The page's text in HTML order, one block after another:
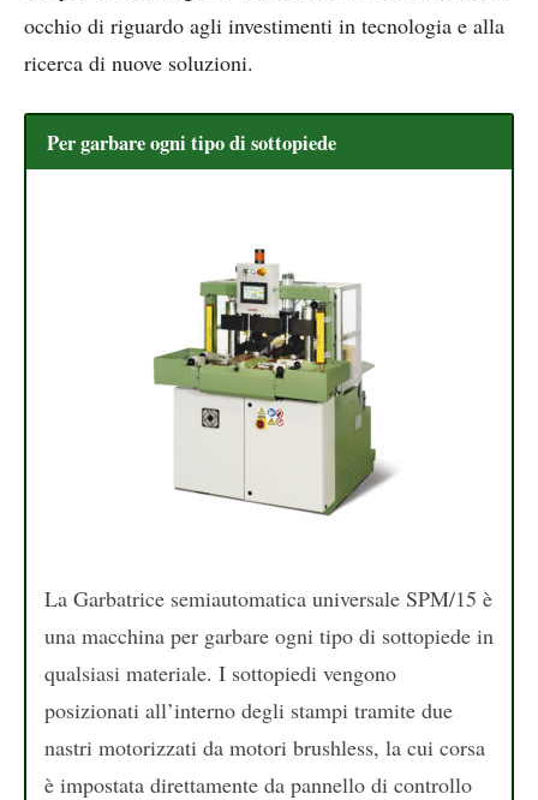
occhio di riguardo agli investimenti in tecnologia e alla
ricerca di nuove soluzioni.
Per garbare ogni tipo di sottopiede
La Garbatrice semiautomatica universale SPM/15 è
una macchina per garbare ogni tipo di sottopiede in
qualsiasi materiale. I sottopiedi vengono
posizionati all’interno degli stampi tramite due
nastri motorizzati da motori brushless, la cui corsa
è impostata direttamente da pannello di controllo